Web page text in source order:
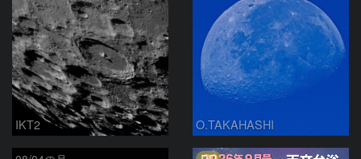
IKT2 O.TAKAHASHI